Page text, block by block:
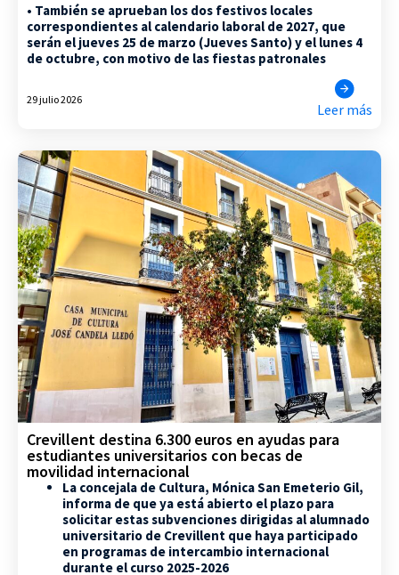
• También se aprueban los dos festivos locales
correspondientes al calendario laboral de 2027, que
serán el jueves 25 de marzo (Jueves Santo) y el lunes 4
de octubre, con motivo de las fiestas patronales
29 julio 2026
Leer más
Crevillent destina 6.300 euros en ayudas para
estudiantes universitarios con becas de
movilidad internacional
La concejala de Cultura, Mónica San Emeterio Gil,
informa de que ya está abierto el plazo para
solicitar estas subvenciones dirigidas al alumnado
universitario de Crevillent que haya participado
en programas de intercambio internacional
durante el curso 2025-2026